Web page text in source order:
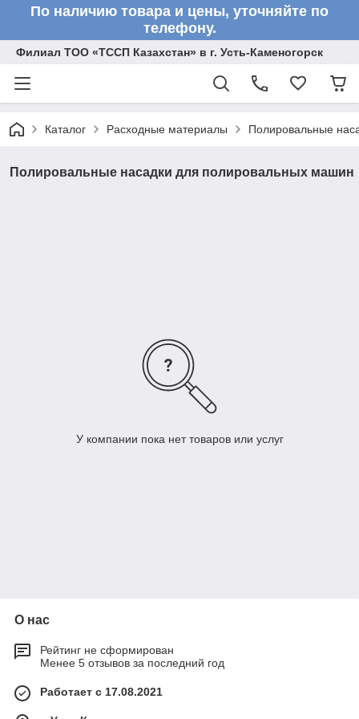
По наличию товара и цены, уточняйте по
телефону.
Филиал ТОО «ТССП Казахстан» в г. Усть-Каменогорск
Каталог Расходные материалы Полировальные
Полировальные насадки для полировальных машин
У компании пока нет товаров или услуг
О нас
Рейтинг не сформирован
Менее 5 отзывов за последний год
Работает с 17.08.2021